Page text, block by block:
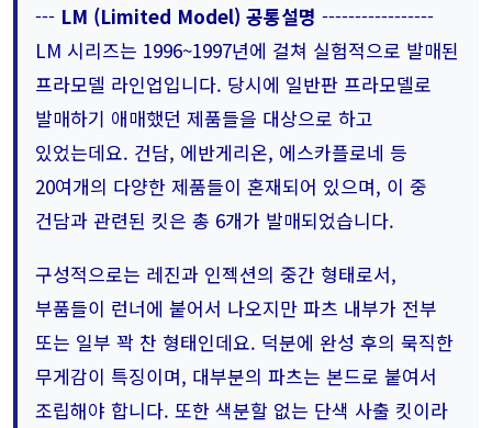
--- LM (Limited Model) 공통설명 -----------------
LM 시리즈는 1996~1997년에 걸쳐 실험적으로 발매된
프라모델 라인업입니다. 당시에 일반판 프라모델로
발매하기 애매했던 제품들을 대상으로 하고
있었는데요. 건담, 에반게리온, 에스카플로네 등
20여개의 다양한 제품들이 혼재되어 있으며, 이 중
건담과 관련된 킷은 총 6개가 발매되었습니다.
구성적으로는 레진과 인젝션의 중간 형태로서,
부품들이 런너에 붙어서 나오지만 파츠 내부가 전부
또는 일부 꽉 찬 형태인데요. 덕분에 완성 후의 묵직한
무게감이 특징이며, 대부분의 파츠는 본드로 붙여서
조립해야 합니다. 또한 색분할 없는 단색 사출 킷이라